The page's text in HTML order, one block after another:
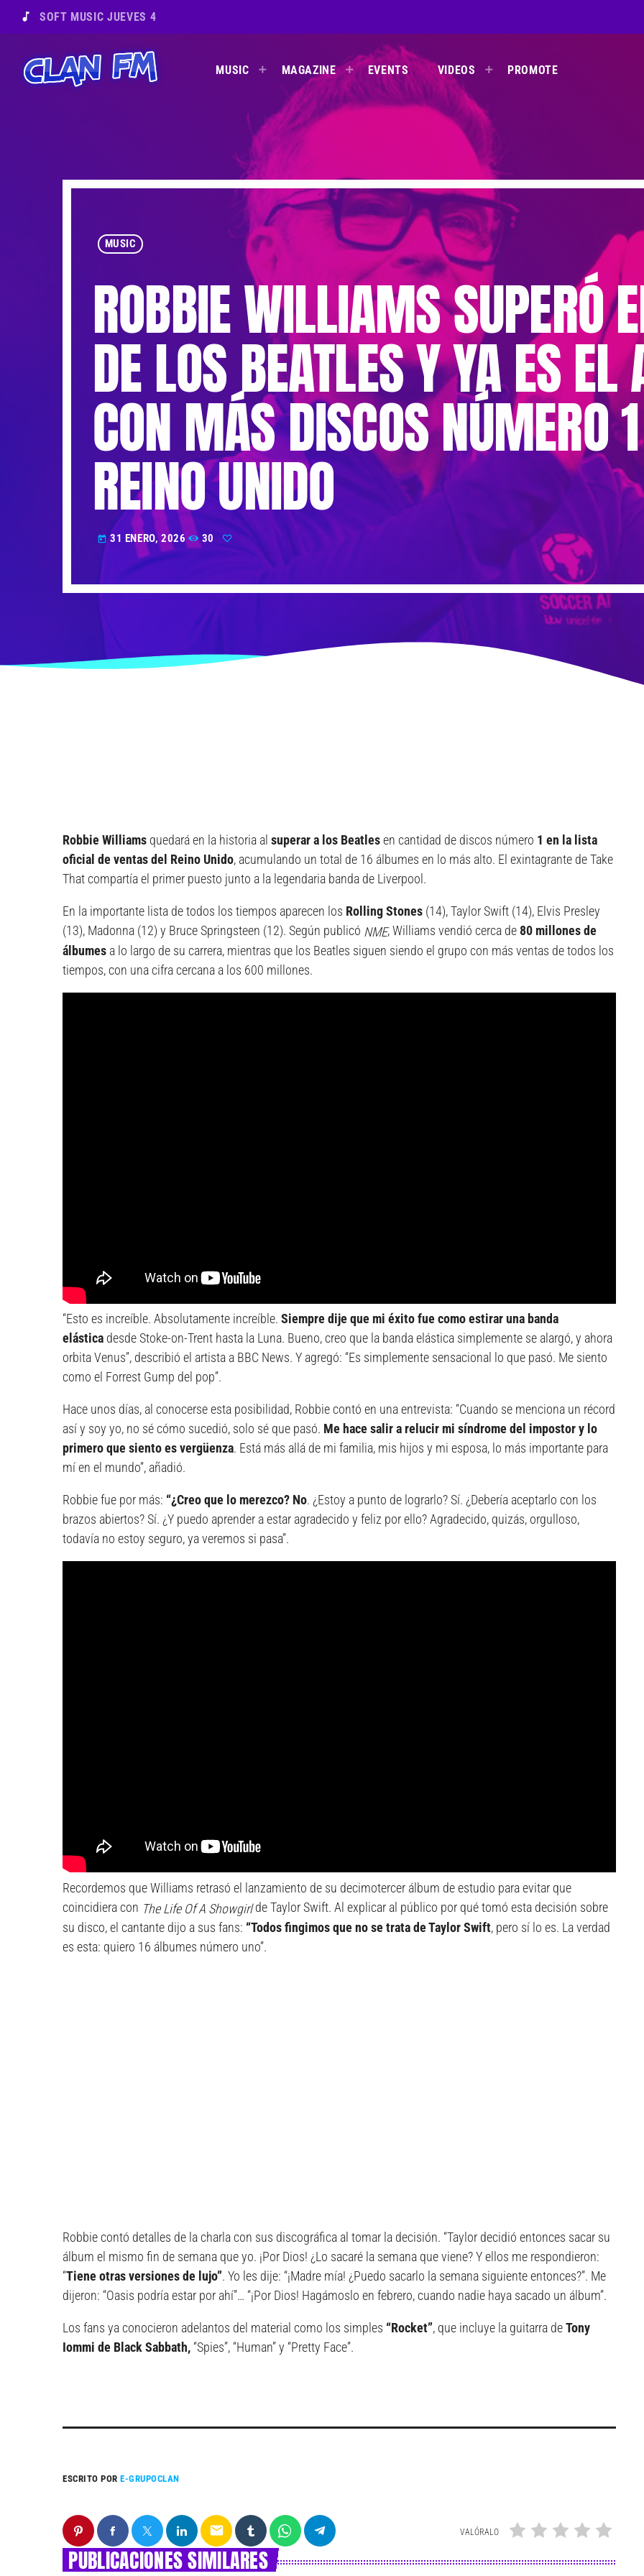
music_note SOFT MUSIC JUEVES 4
MUSIC MAGAZINE EVENTS VIDEOS PROMOTE
MUSIC
ROBBIE WILLIAMS SUPERÓ
DE LOS BEATLES Y YA ES EL
CON MÁS DISCOS NÚMERO
REINO UNIDO
today 31 ENERO, 2026 30
Robbie Williams quedará en la historia al superar a los Beatlesen cantidad de discos número 1 en la lista
oficial de ventas del Reino Unido, acumulando un total de 16 álbumes en lo más alto. El exintagrante de Take
That compartía el primer puesto junto a la legendaria banda de Liverpool.
En la importante lista de todos los tiempos aparecen los Rolling Stones (14), Taylor Swift (14), Elvis Presley
(13), Madonna (12) y Bruce Springsteen (12). Según publicó NME, Williams vendió cerca de 80 millones de
álbumes a lo largo de su carrera, mientras que los Beatles siguen siendo el grupo con más ventas de todos los
tiempos, con una cifra cercana a los 600 millones.
“Esto es increíble. Absolutamente increíble. Siempre dije que mi éxito fue como estirar una banda
elástica desde Stoke-on-Trent hasta la Luna. Bueno, creo que la banda elástica simplemente se alargó, y ahora
orbita Venus”, describió el artista a BBC News. Y agregó: “Es simplemente sensacional lo que pasó. Me siento
como el Forrest Gump del pop”.
Hace unos días, al conocerse esta posibilidad, Robbie contó en una entrevista: “Cuando se menciona un récord
así y soy yo, no sé cómo sucedió, solo sé que pasó. Me hace salir a relucir mi síndrome del impostor y lo
primero que siento es vergüenza. Está más allá de mi familia, mis hijos y mi esposa, lo más importante para
mí en el mundo”, añadió.
Robbie fue por más: “¿Creo que lo merezco? No. ¿Estoy a punto de lograrlo? Sí. ¿Debería aceptarlo con los
brazos abiertos? Sí. ¿Y puedo aprender a estar agradecido y feliz por ello? Agradecido, quizás, orgulloso,
todavía no estoy seguro, ya veremos si pasa”.
Recordemos que Williams retrasó el lanzamiento de su decimotercer álbum de estudio para evitar que
coincidiera con The Life Of A Showgirlde Taylor Swift. Al explicar al público por qué tomó esta decisión sobre
su disco, el cantante dijo a sus fans: “Todos fingimos que no se trata de Taylor Swift, pero sí lo es. La verdad
es esta: quiero 16 álbumes número uno”.
Robbie contó detalles de la charla con sus discográfica al tomar la decisión. “Taylor decidió entonces sacar su
álbum el mismo fin de semana que yo. ¡Por Dios! ¿Lo sacaré la semana que viene? Y ellos me respondieron:
“Tiene otras versiones de lujo”. Yo les dije: “¡Madre mía! ¿Puedo sacarlo la semana siguiente entonces?”. Me
dijeron: “Oasis podría estar por ahí”… “¡Por Dios! Hagámoslo en febrero, cuando nadie haya sacado un álbum”.
Los fans ya conocieron adelantos del material como los simples “Rocket”, que incluye la guitarra deTony
Iommi de Black Sabbath, “Spies”, “Human” y “Pretty Face”.
ESCRITO PORE-GRUPOCLAN
email VALÓRALO
PUBLICACIONES SIMILARES